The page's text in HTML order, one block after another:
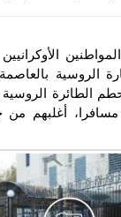
الروسية
الطائرة الروسية
كانت تقل 224 مسافرا،